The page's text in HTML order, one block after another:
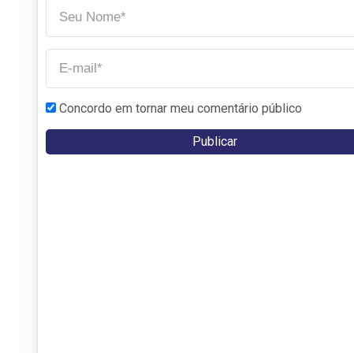
Concordo em tornar meu comentário público